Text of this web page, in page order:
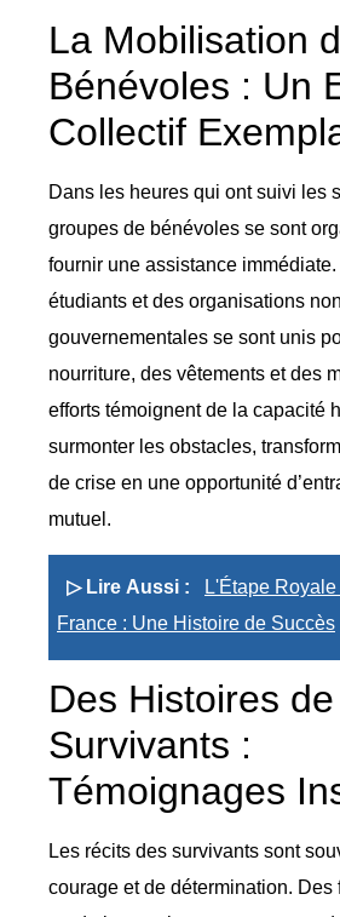
La Mobilisation
Bénévoles : Un
Collectif
Dans les heures qui ont suivi les
groupes de bénévoles se sont
fournir une assistance
étudiants et des organisations non
gouvernementales se sont unis
nourriture, des vêtements et des
efforts témoignent de la capacité
surmonter les obstacles,
de crise en une opportunité
mutuel.
▷ Lire Aussi :
L'Étape
France : Une Histoire de Succès
Des Histoires de
Survivants :
Témoignages
Les récits des survivants sont
courage et de détermination. Des